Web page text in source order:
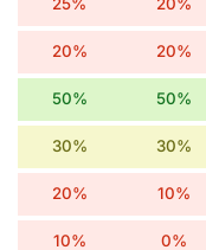
20%
25%
20%
20%
50%
50%
30%
30%
10%
20%
0%
10%